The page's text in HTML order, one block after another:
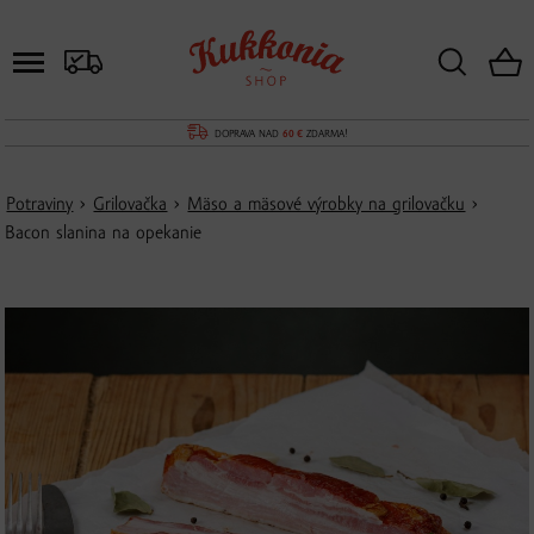
DOPRAVA NAD 60 €ZDARMA!
Potraviny › Grilovačka › Mäso a mäsové výrobky na grilovačku ›
Bacon slanina na opekanie